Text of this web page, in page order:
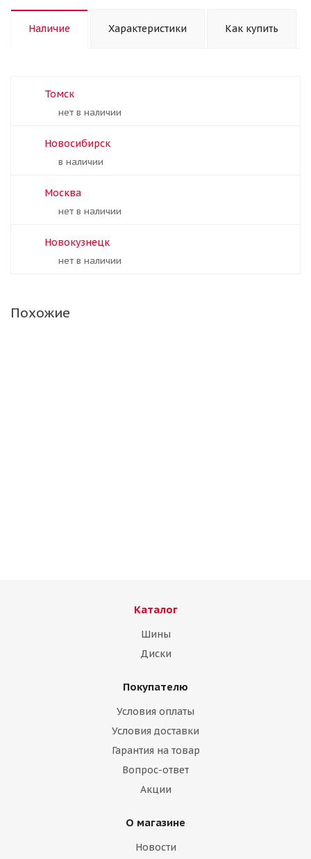
Наличие Характеристики Как купить
Томск
Нет в наличии
Новосибирск
В наличии
Москва
Нет в наличии
Новокузнецк
Нет в наличии
Похожие
Саилун 215/60/17 96T Ice Blazer WST1
Каталог
Шины
Диски
Покупателю
Условия оплаты
Условия доставки
Гарантия на товар
Вопрос-ответ
Акции
О магазине
Новости